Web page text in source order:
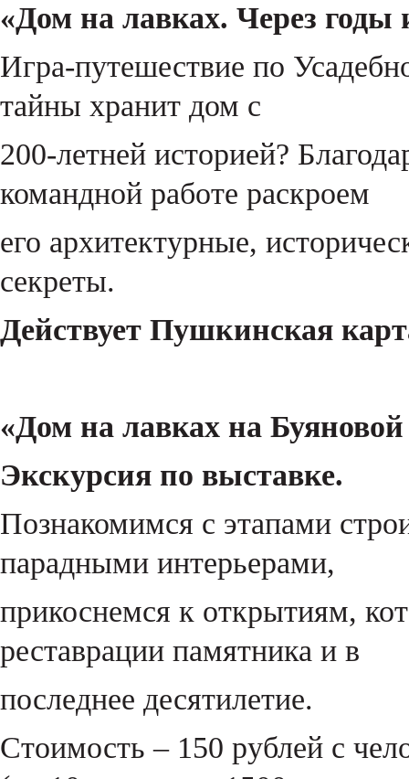
«Дом на лавках. Через годы
Игра-путешествие по
тайны хранит дом с
200-летней историей?
командной работе раскроем
его архитектурные,
секреты.
Действует Пушкинская
«Дом на лавках на
Экскурсия по выставке.
Познакомимся с этапами
парадными интерьерами,
прикоснемся к открытиям,
реставрации памятника и в
последнее десятилетие.
Стоимость – 150 рублей с